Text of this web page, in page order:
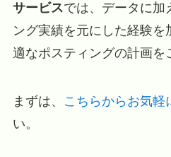
サービスでは、データに加
ング実績を元にした経験を
適なポスティングの計画を
まずは、 こちらからお気軽
い。